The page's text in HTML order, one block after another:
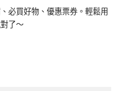
必買好物、優惠票券。輕鬆用
了～